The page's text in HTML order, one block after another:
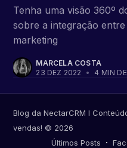
Tenha uma visão 360º
sobre a integração
marketing
MARCELA COSTA
23 DEZ 2022
• 4 MIN
Blog da NectarCRM I
vendas! © 2026
Últimos Posts